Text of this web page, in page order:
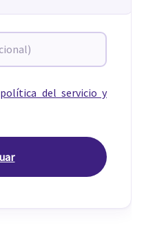
política del servicio y